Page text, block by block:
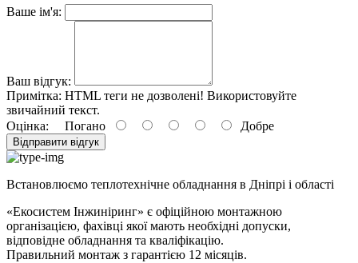
Ваше ім'я:
Ваш відгук:
Примітка: HTML теги не дозволені! Використовуйте
звичайний текст.
Оцінка: Погано Добре
Відправити відгук
Встановлюємо теплотехнічне обладнання в Дніпрі і області
«Екосистем Інжиніринг» є офіційною монтажною
організацією, фахівці якої мають необхідні допуски,
відповідне обладнання та кваліфікацію.
Правильний монтаж з гарантією 12 місяців.